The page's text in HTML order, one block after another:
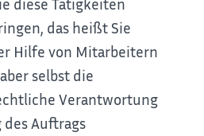
das heißt Sie
Hilfe von Mitarbeitern
selbst die
Verantwortung
Auftrags